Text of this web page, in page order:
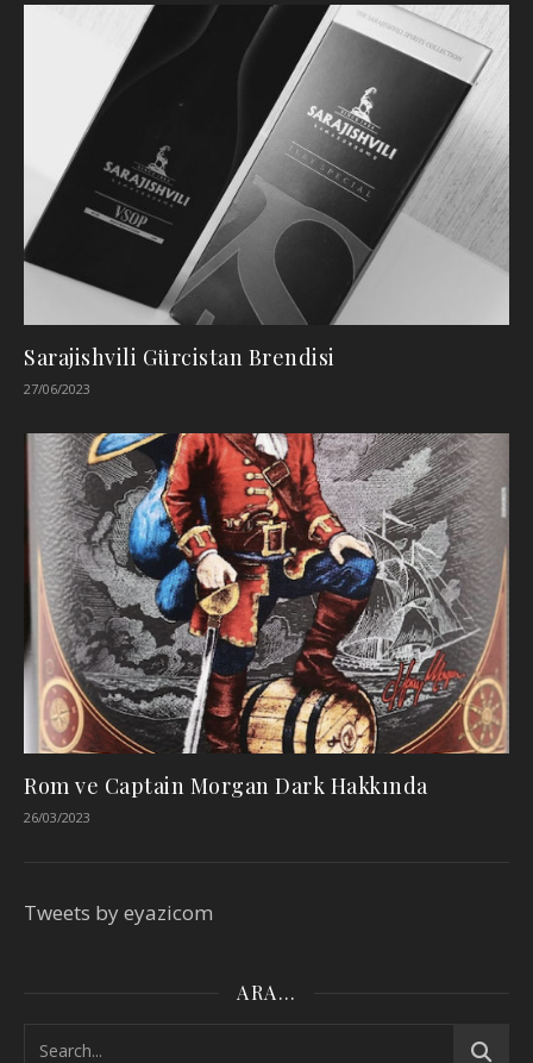
Sarajishvili Gürcistan Brendisi
27/06/2023
Rom ve Captain Morgan Dark Hakkında
26/03/2023
Tweets by eyazicom
ARA…